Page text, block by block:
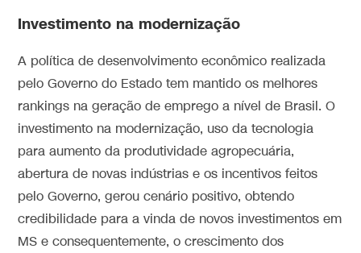
Investimento na modernização
A política de desenvolvimento econômico realizada
pelo Governo do Estado tem mantido os melhores
rankings na geração de emprego a nível de Brasil. O
investimento na modernização, uso da tecnologia
para aumento da produtividade agropecuária,
abertura de novas indústrias e os incentivos feitos
pelo Governo, gerou cenário positivo, obtendo
credibilidade para a vinda de novos investimentos em
MS e consequentemente, o crescimento dos